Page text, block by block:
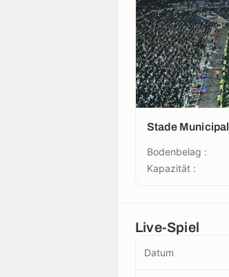
Stade Municipal
Bodenbelag :
Kapazität :
Live-Spiel
Datum